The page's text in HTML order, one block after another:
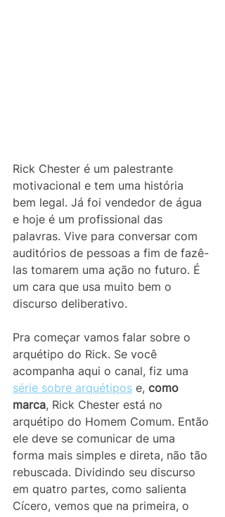
Rick Chester é um palestrante
motivacional e tem uma história
bem legal. Já foi vendedor de água
e hoje é um profissional das
palavras. Vive para conversar com
auditórios de pessoas a fim de fazê-
las tomarem uma ação no futuro. É
um cara que usa muito bem o
discurso deliberativo.
Pra começar vamos falar sobre o
arquétipo do Rick. Se você
acompanha aqui o canal, fiz uma
série sobre arquétipos e, como
marca, Rick Chester está no
arquétipo do Homem Comum. Então
ele deve se comunicar de uma
forma mais simples e direta, não tão
rebuscada. Dividindo seu discurso
em quatro partes, como salienta
Cícero, vemos que na primeira, o